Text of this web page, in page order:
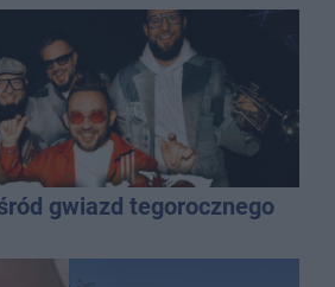
gwiazd tegorocznego